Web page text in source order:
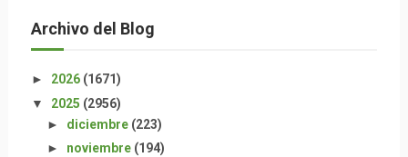
Archivo del Blog
► 2026 (1671)
▼ 2025 (2956)
► diciembre (223)
► noviembre (194)